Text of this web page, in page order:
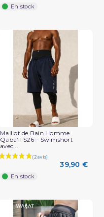
En stock
Maillot de Bain Homme
Qaba’il S26 – Swimshort
avec...
39,90 €
En stock